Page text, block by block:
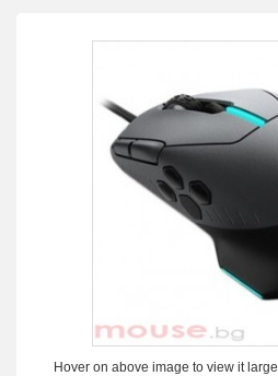
Hover on above image to view it large